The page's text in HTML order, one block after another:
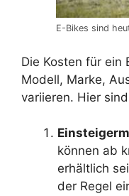
E-Bikes sind
Die Kosten für ein
Modell, Marke,
variieren. Hier
können ab
erhältlich
der Regel